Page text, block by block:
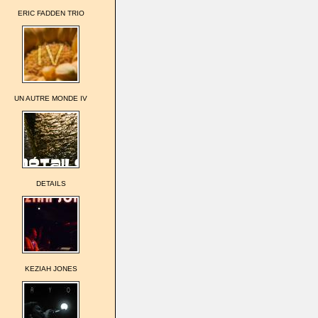
ERIC FADDEN TRIO
UN AUTRE MONDE IV
DETAILS
KEZIAH JONES